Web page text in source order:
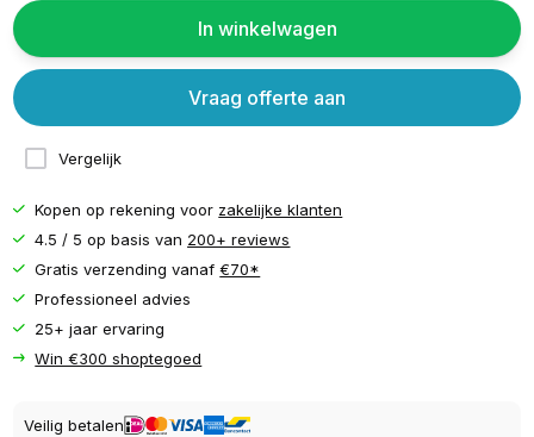
In winkelwagen
Vergelijk
Vraag offerte aan
Kopen op rekening voor zakelijke klanten
4.5 / 5 op basis van 200+ reviews
Gratis verzending vanaf€70*
Professioneel advies
25+ jaar ervaring
Win €300 shoptegoed
Veilig betalen